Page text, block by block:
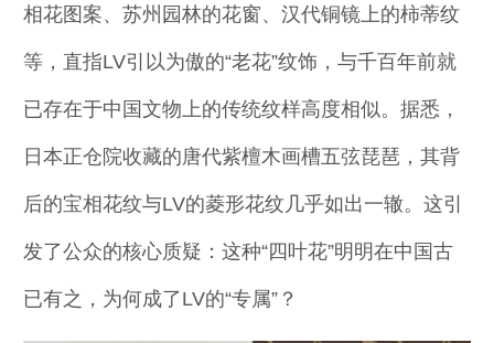
相花图案、苏州园林的花窗、汉代铜镜上的柿蒂纹
等，直指LV引以为傲的“老花”纹饰，与千百年前就
已存在于中国文物上的传统纹样高度相似。据悉，
日本正仓院收藏的唐代紫檀木画槽五弦琵琶，其背
后的宝相花纹与LV的菱形花纹几乎如出一辙。这引
发了公众的核心质疑：这种“四叶花”明明在中国古
已有之，为何成了LV的“专属”？